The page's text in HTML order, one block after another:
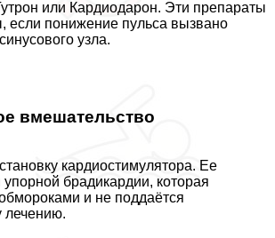
или Кардиодарон. Эти препараты
если понижение пульса вызвано
узла.
вмешательство
кардиостимулятора. Ее
брадикардии, которая
и не поддаётся
лечению.